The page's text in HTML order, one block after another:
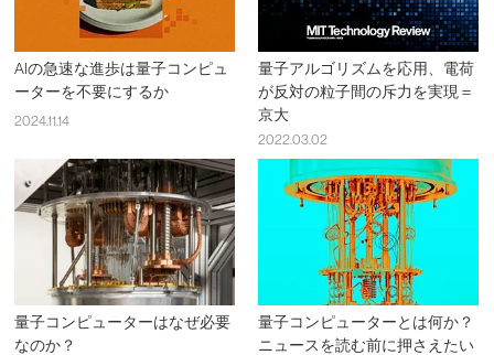
AIの急速な進歩は量子コンピュ
ーターを不要にするか
2024.11.14
量子アルゴリズムを応用、電荷
が反対の粒子間の斥力を実現＝
京大
2022.03.02
量子コンピューターはなぜ必要
なのか？
量子コンピューターとは何か？
ニュースを読む前に押さえたい